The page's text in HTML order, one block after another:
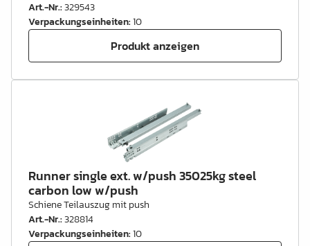
Art.-Nr.:329543
Verpackungseinheiten:10
Produkt anzeigen
Runner single ext. w/push 35025kg steel
carbon low w/push
Schiene Teilauszug mit push
Art.-Nr.:328814
Verpackungseinheiten:10